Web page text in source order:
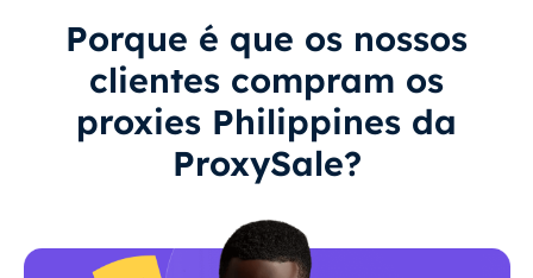
Porque é que os nossos
clientes compram os
proxies Philippines da
ProxySale?